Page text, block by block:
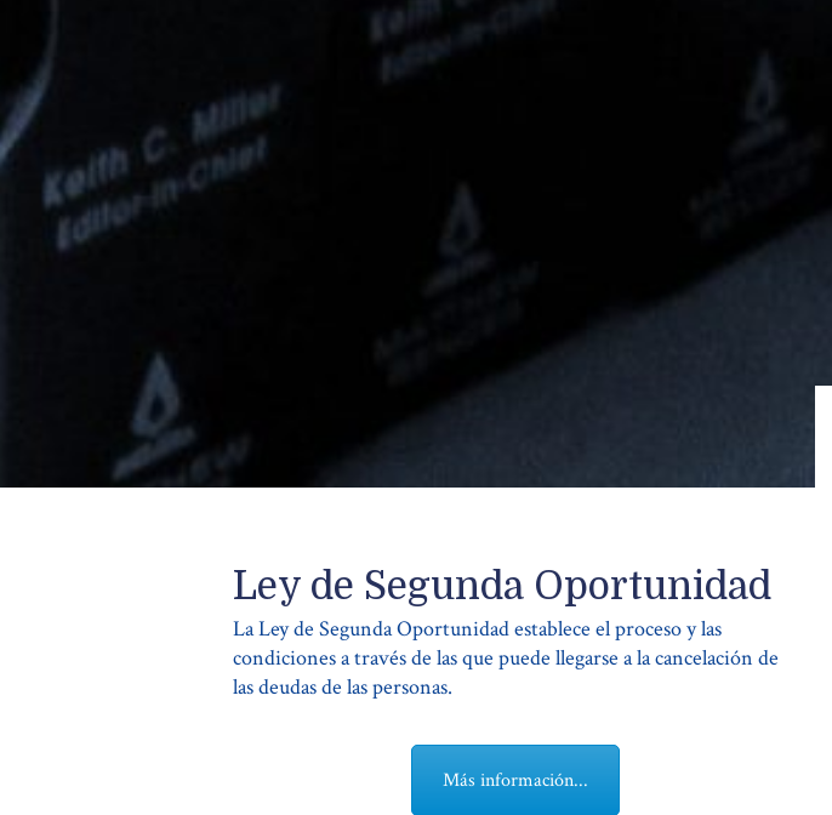
Ley de Segunda Oportunidad
La Ley de Segunda Oportunidad establece el proceso y las
condiciones a través de las que puede llegarse a la cancelación de
las deudas de las personas.
Más información...